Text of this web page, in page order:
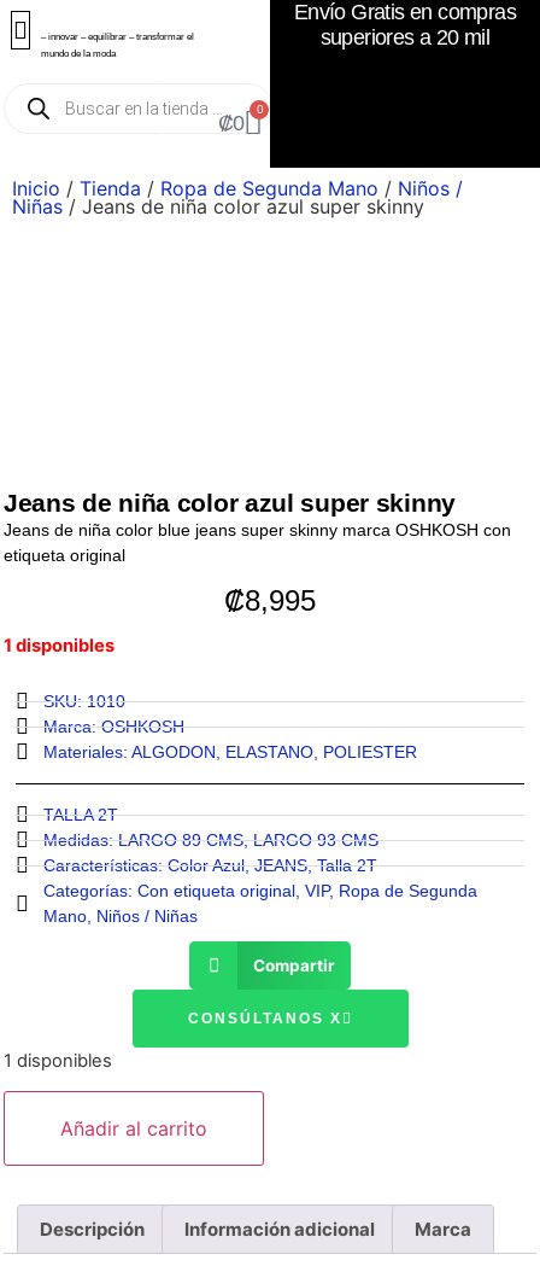
– innovar – equilibrar – transformar el
mundo de la moda
₡0
0
Envío Gratis en compras
superiores a 20 mil
Inicio / Tienda / Ropa de Segunda Mano / Niños /
Niñas / Jeans de niña color azul super skinny
Jeans de niña color azul super skinny
Jeans de niña color blue jeans super skinny marca OSHKOSH con
etiqueta original
₡8,995
1 disponibles
SKU: 1010
Marca:OSHKOSH
Materiales: ALGODON ELASTANO POLIESTER
TALLA 2T
Medidas:LARGO 89 CMS,LARGO 93 CMS
Características:Color Azul,JEANS,Talla 2T
Categorías: Con etiqueta original VIP, Ropa de Segunda
Mano Niños / Niñas
Compartir
CONSÚLTANOS X
1 disponibles
Añadir al carrito
Descripción Información adicional Marca